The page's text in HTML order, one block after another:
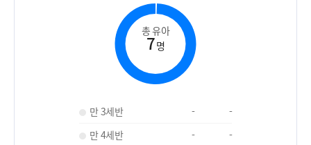
총 유아
7명
만 3세반 -
-
만 4세반
-
-